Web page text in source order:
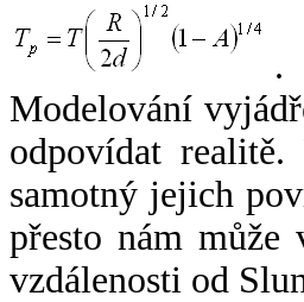
.
Modelování
odpovídat
samotný jejich
přesto nám může
vzdálenosti od